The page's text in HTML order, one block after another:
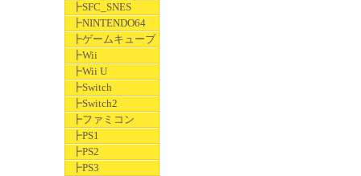
┣SFC_SNES
┣NINTENDO64
┣ゲームキューブ
┣Wii
┣Wii U
┣Switch
┣Switch2
┣ファミコン
┣PS1
┣PS2
┣PS3